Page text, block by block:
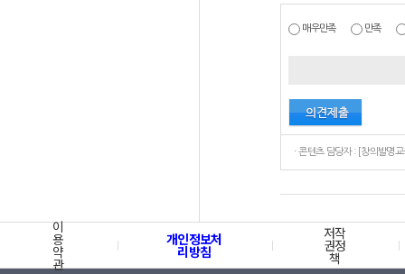
매우만족 만족
이
용
약
관
개인정보처
리방침
저작
권정
책